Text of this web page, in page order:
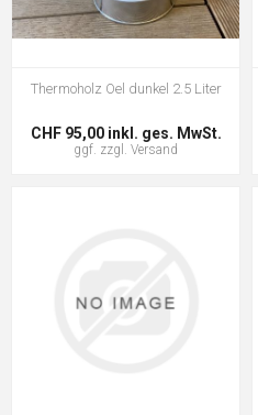
Thermoholz Oel dunkel 2.5 Liter
CHF 95,00 inkl. ges. MwSt.
ggf. zzgl. Versand